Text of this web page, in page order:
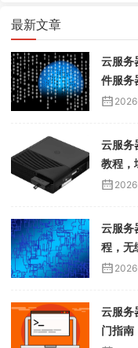
最新文章
云服务
件服务
云服务
教程，
云服务
程，无
云服务
门指南